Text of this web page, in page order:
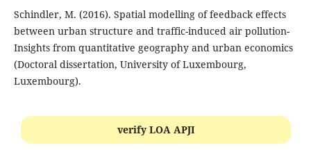
Schindler, M. (2016). Spatial modelling of feedback effects
between urban structure and traffic-induced air pollution-
Insights from quantitative geography and urban economics
(Doctoral dissertation, University of Luxembourg,
Luxembourg).
verify LOA APJI